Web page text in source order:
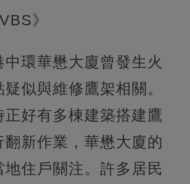
》
環華懋大廈曾發生火
似與維修鷹架相關。
好有多棟建築搭建鷹
新作業，華懋大廈的
住戶關注。許多居民